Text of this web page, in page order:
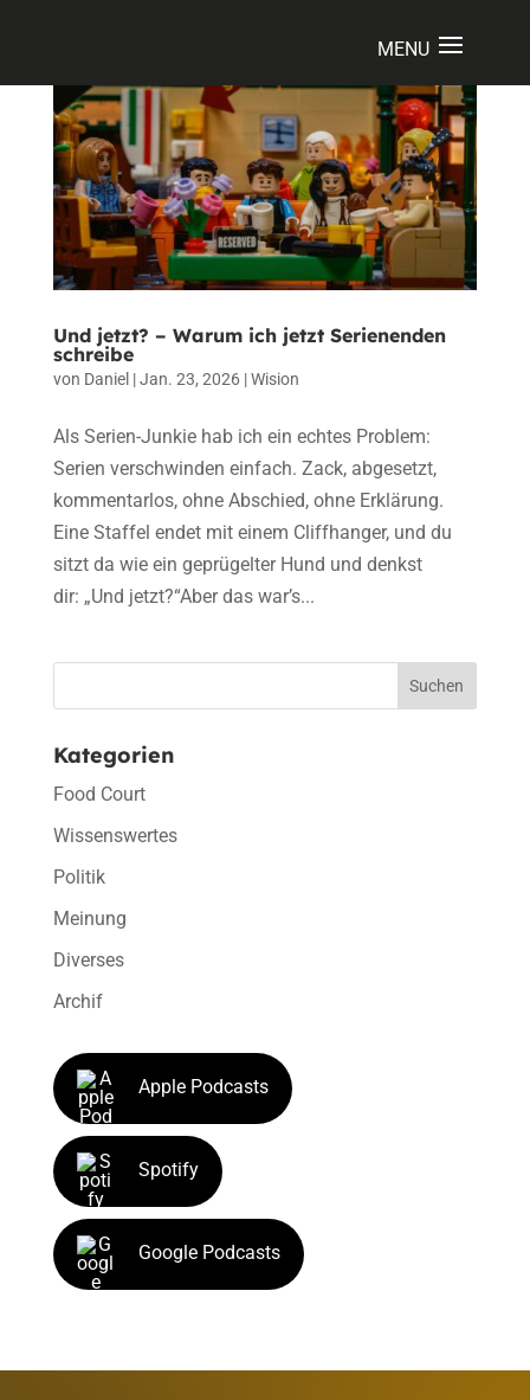
Und jetzt? – Warum ich jetzt Serienenden
schreibe
von Daniel |Jan. 23, 2026|Wision
Als Serien-Junkie hab ich ein echtes Problem:
Serien verschwinden einfach. Zack, abgesetzt,
kommentarlos, ohne Abschied, ohne Erklärung.
Eine Staffel endet mit einem Cliffhanger, und du
sitzt da wie ein geprügelter Hund und denkst
dir: „Und jetzt?“Aber das war’s...
Suchen
Kategorien
Food Court
Wissenswertes
Politik
Meinung
Diverses
Archif
Apple Podcasts
Spotify
Google Podcasts